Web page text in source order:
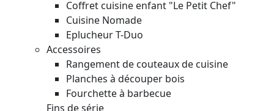
Coffret cuisine enfant "Le Petit Chef"
Cuisine Nomade
Eplucheur T-Duo
Accessoires
Rangement de couteaux de cuisine
Planches à découper bois
Fourchette à barbecue
Fins de série